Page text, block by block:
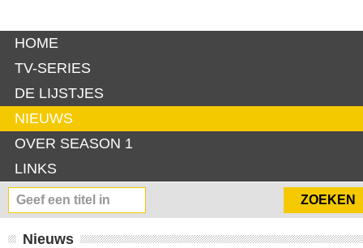
HOME
TV-SERIES
DE LIJSTJES
NIEUWS
OVER SEASON 1
LINKS
Nieuws